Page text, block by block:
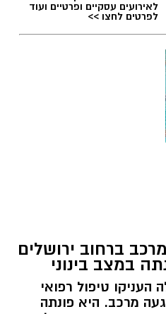
האריך היום
מעצרו של סגן ראש
לאירועים עסקיים ופרטיים ועוד
לפרטים לחצו >>
ברחוב ירושלים
במצב בינוני
העניקו טיפול רפואי
מרכב. היא פונתה